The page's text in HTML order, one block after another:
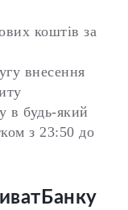
коштів за
внесення
в будь-який
з 23:50 до